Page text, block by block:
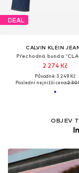
DEAL
CALVIN KLEIN
Přechodná bunda
2 274 Kč
Původně: 3 249 Kč
Poslední nejnižší cena:2
OBJEV